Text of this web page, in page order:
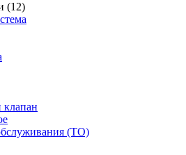
(12)
(ТО)